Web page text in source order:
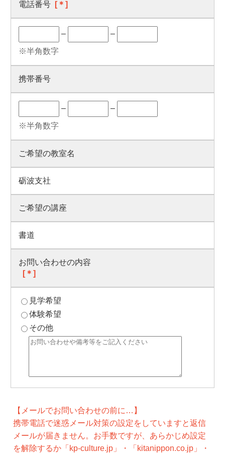
電話番号 [＊]
– –
※半角数字
携帯番号
– –
※半角数字
ご希望の教室名
砺波支社
ご希望の講座
書道
お問い合わせの内容
[＊]
見学希望
体験希望
その他
【メールでお問い合わせの前に…】
携帯電話で迷惑メール対策の設定をしていますと返信
メールが届きません。お手数ですが、あらかじめ設定
を解除するか「kp-culture.jp」・「kitanippon.co.jp」・